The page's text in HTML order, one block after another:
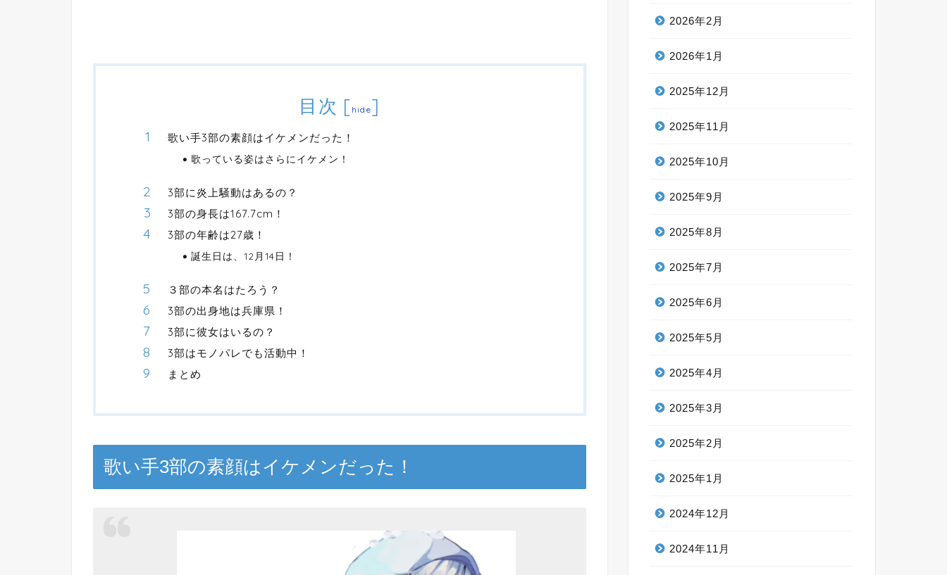
目次 [ hide]
歌い手3部の素顔はイケメンだった！
歌っている姿はさらにイケメン！
3部に炎上騒動はあるの？
3部の身長は167.7cm！
3部の年齢は27歳！
誕生日は、12月14日！
３部の本名はたろう？
3部の出身地は兵庫県！
3部に彼女はいるの？
3部はモノパレでも活動中！
まとめ
歌い手3部の素顔はイケメンだった！
2026年2月
2026年1月
2025年12月
2025年11月
2025年10月
2025年9月
2025年8月
2025年7月
2025年6月
2025年5月
2025年4月
2025年3月
2025年2月
2025年1月
2024年12月
2024年11月